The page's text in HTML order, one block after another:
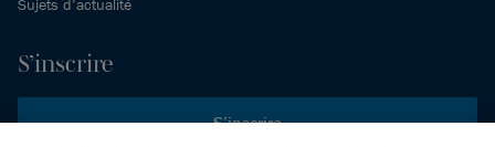
Sujets d’actualité
S’inscrire
S’inscrire